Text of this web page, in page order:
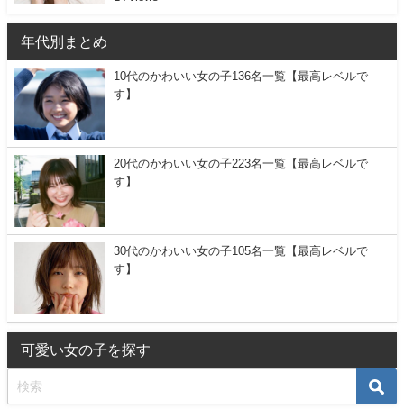
年代別まとめ
10代のかわいい女の子136名一覧【最高レベルで
す】
20代のかわいい女の子223名一覧【最高レベルで
す】
30代のかわいい女の子105名一覧【最高レベルで
す】
可愛い女の子を探す